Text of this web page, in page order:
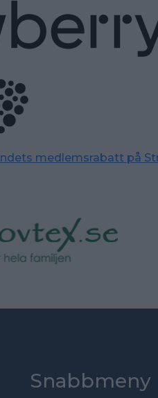
medlemsrabatt på
Snabbmeny